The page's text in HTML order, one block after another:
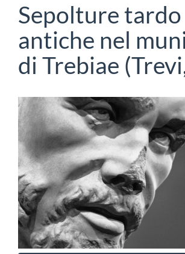
Sepolture tardo
antiche nel
di Trebiae
Barra
laterale
dell'articolo